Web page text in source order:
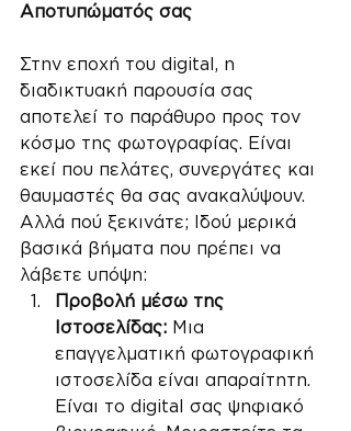
Αποτυπώματός σας
Στην εποχή του digital, η
διαδικτυακή παρουσία σας
αποτελεί το παράθυρο προς τον
κόσμο της φωτογραφίας. Είναι
εκεί που πελάτες, συνεργάτες και
θαυμαστές θα σας ανακαλύψουν.
Αλλά πού ξεκινάτε; Ιδού μερικά
βασικά βήματα που πρέπει να
λάβετε υπόψη:
Προβολή μέσω της
Ιστοσελίδας: Μια
επαγγελματική φωτογραφική
ιστοσελίδα είναι απαραίτητη.
Είναι το digital σας ψηφιακό